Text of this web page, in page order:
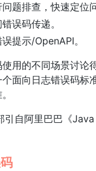
题排查，快速定位问
误码传递。
提示/OpenAPI。
用的不同场景讨论
面向日志错误码标
引自阿里巴巴《